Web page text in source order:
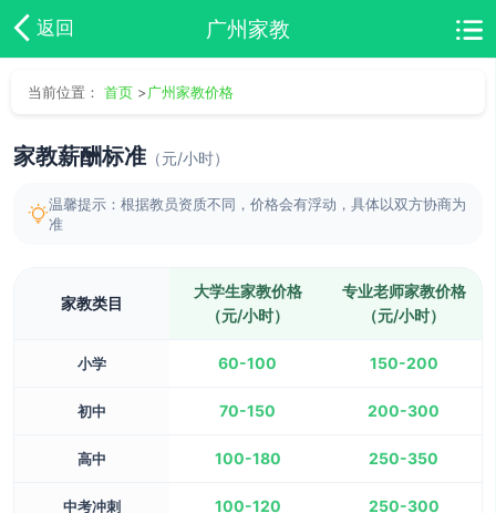
返回 广州家教
当前位置： 首页 >广州家教价格
家教薪酬标准 （元/小时）
温馨提示：根据教员资质不同，价格会有浮动，具体以双方协商为
准
家教类目
大学生家教价格
（元/小时）
专业老师家教价格
（元/小时）
小学 60-100 150-200
初中 70-150 200-300
高中 100-180 250-350
中考冲刺 100-120 250-300